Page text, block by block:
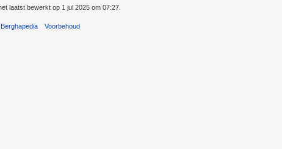
laatst bewerkt op 1 jul 2025 om 07:27.
Voorbehoud